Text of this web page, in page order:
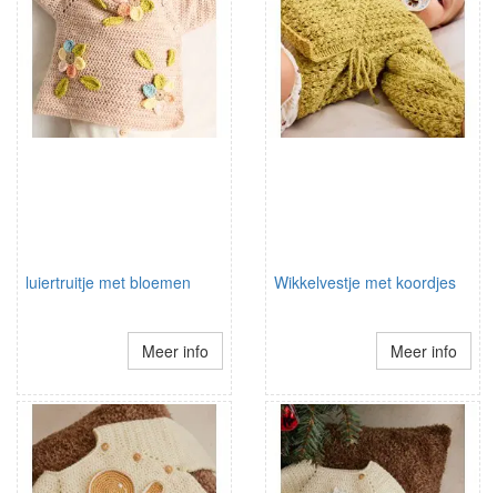
luiertruitje met bloemen
Meer info
Wikkelvestje met koordjes
Meer info